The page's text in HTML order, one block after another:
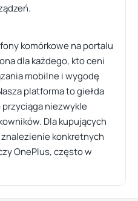
komórkowe na portalu
dla każdego, kto ceni
mobilne i wygodę
platforma to giełda
przyciąga niezwykle
Dla kupujących
konkretnych
OnePlus, często w